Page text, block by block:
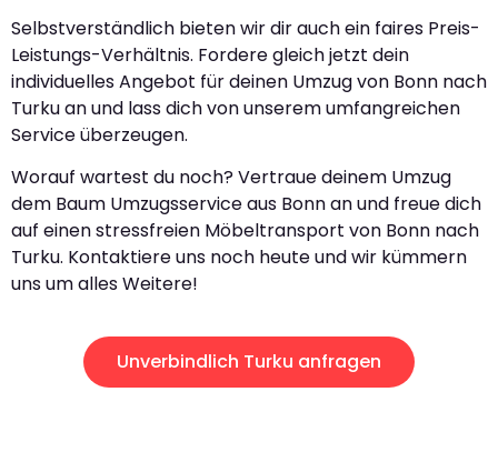
Selbstverständlich bieten wir dir auch ein faires Preis-
Leistungs-Verhältnis. Fordere gleich jetzt dein
individuelles Angebot für deinen Umzug von Bonn nach
Turku an und lass dich von unserem umfangreichen
Service überzeugen.
Worauf wartest du noch? Vertraue deinem Umzug
dem Baum Umzugsservice aus Bonn an und freue dich
auf einen stressfreien Möbeltransport von Bonn nach
Turku. Kontaktiere uns noch heute und wir kümmern
uns um alles Weitere!
Unverbindlich Turku anfragen